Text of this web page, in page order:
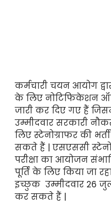
कर्मचारी चयन आयोग
के लिए नोटिफिकेशन
जारी कर दिए गए हैं
उम्मीदवार सरकारी
लिए स्टेनोग्राफर की
सकते हैं | एसएससी
परीक्षा का आयोजन
पूर्ति के लिए किया जा
इच्छुक उम्मीदवार 26
कर सकते हैं |